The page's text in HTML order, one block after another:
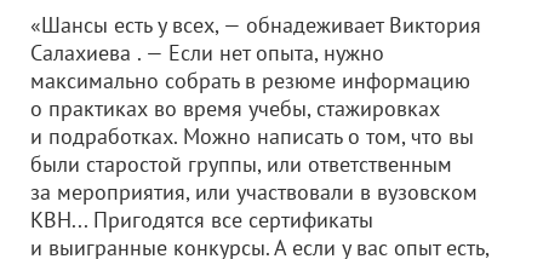
«Шансы есть у всех, — обнадеживает Виктория
Салахиева . — Если нет опыта, нужно
максимально собрать в резюме информацию
о практиках во время учебы, стажировках
и подработках. Можно написать о том, что вы
были старостой группы, или ответственным
за мероприятия, или участвовали в вузовском
КВН... Пригодятся все сертификаты
и выигранные конкурсы. А если у вас опыт есть,